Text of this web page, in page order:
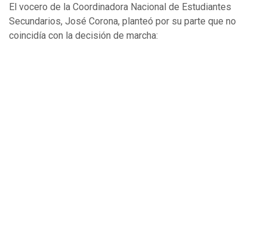
El vocero de la Coordinadora Nacional de Estudiantes
Secundarios, José Corona, planteó por su parte que no
coincidía con la decisión de marcha: